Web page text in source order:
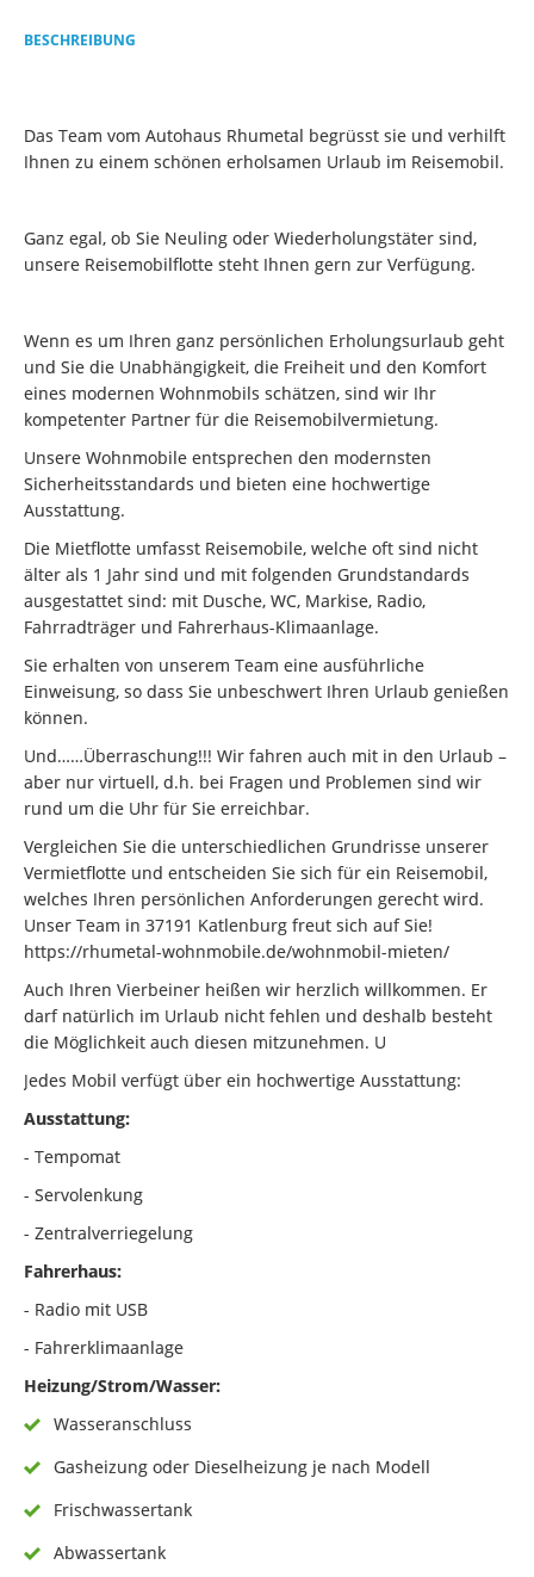
BESCHREIBUNG
Das Team vom Autohaus Rhumetal begrüsst sie und verhilft
Ihnen zu einem schönen erholsamen Urlaub im Reisemobil.
Ganz egal, ob Sie Neuling oder Wiederholungstäter sind,
unsere Reisemobilflotte steht Ihnen gern zur Verfügung.
Wenn es um Ihren ganz persönlichen Erholungsurlaub geht
und Sie die Unabhängigkeit, die Freiheit und den Komfort
eines modernen Wohnmobils schätzen, sind wir Ihr
kompetenter Partner für die Reisemobilvermietung.
Unsere Wohnmobile entsprechen den modernsten
Sicherheitsstandards und bieten eine hochwertige
Ausstattung.
Die Mietflotte umfasst Reisemobile, welche oft sind nicht
älter als 1 Jahr sind und mit folgenden Grundstandards
ausgestattet sind: mit Dusche, WC, Markise, Radio,
Fahrradträger und Fahrerhaus-Klimaanlage.
Sie erhalten von unserem Team eine ausführliche
Einweisung, so dass Sie unbeschwert Ihren Urlaub genießen
können.
Und……Überraschung!!! Wir fahren auch mit in den Urlaub –
aber nur virtuell, d.h. bei Fragen und Problemen sind wir
rund um die Uhr für Sie erreichbar.
Vergleichen Sie die unterschiedlichen Grundrisse unserer
Vermietflotte und entscheiden Sie sich für ein Reisemobil,
welches Ihren persönlichen Anforderungen gerecht wird.
Unser Team in 37191 Katlenburg freut sich auf Sie!
https://rhumetal-wohnmobile.de/wohnmobil-mieten/
Auch Ihren Vierbeiner heißen wir herzlich willkommen. Er
darf natürlich im Urlaub nicht fehlen und deshalb besteht
die Möglichkeit auch diesen mitzunehmen. U
Jedes Mobil verfügt über ein hochwertige Ausstattung:
Ausstattung:
- Tempomat
- Servolenkung
- Zentralverriegelung
Fahrerhaus:
- Radio mit USB
- Fahrerklimaanlage
Heizung/Strom/Wasser:
Wasseranschluss
Gasheizung oder Dieselheizung je nach Modell
Frischwassertank
Abwassertank